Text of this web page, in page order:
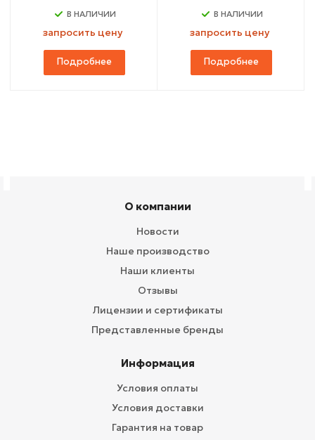
В НАЛИЧИИ
запросить цену
Подробнее
В НАЛИЧИИ
запросить цену
Подробнее
О компании
Новости
Наше производство
Наши клиенты
Отзывы
Лицензии и сертификаты
Представленные бренды
Информация
Условия оплаты
Условия доставки
Гарантия на товар